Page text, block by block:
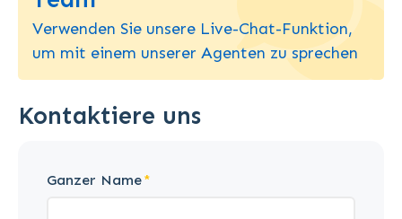
Verwenden Sie unsere Live-Chat-Funktion,
um mit einem unserer Agenten zu sprechen
Kontaktiere uns
Ganzer Name